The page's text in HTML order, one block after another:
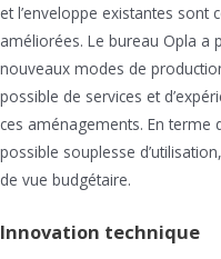
et l’enveloppe existantes
améliorées. Le bureau Opla a
nouveaux modes de
possible de services et
ces aménagements. En
possible souplesse
de vue budgétaire.
Innovation technique